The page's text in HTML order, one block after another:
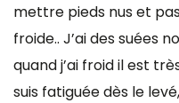
mettre pieds nus et
froide.. J’ai des suées
quand j’ai froid il est
suis fatiguée dès le